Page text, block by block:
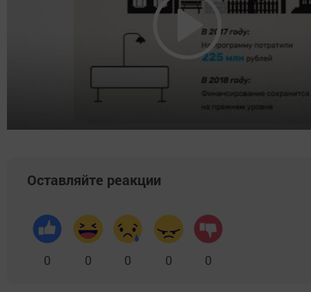
Оставляйте реакции
0 0 0 0 0